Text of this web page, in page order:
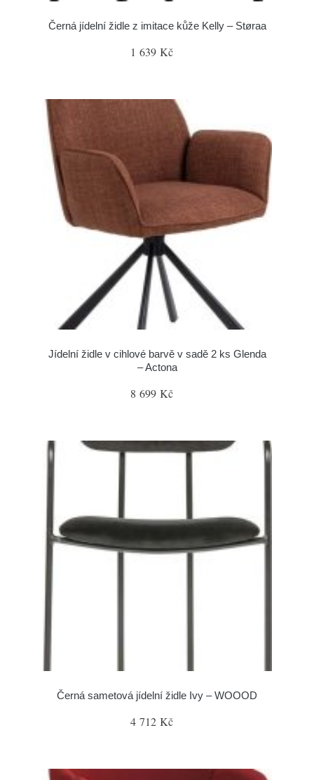
Černá jídelní židle z imitace kůže Kelly – Støraa
1 639 Kč
Jídelní židle v cihlové barvě v sadě 2 ks Glenda
– Actona
8 699 Kč
Černá sametová jídelní židle Ivy – WOOOD
4 712 Kč